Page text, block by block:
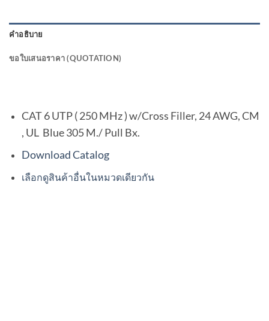
คำอธิบาย
ขอใบเสนอราคา (QUOTATION)
CAT 6 UTP ( 250 MHz ) w/Cross Filler, 24 AWG, CM
, UL Blue 305 M./ Pull Bx.
Download Catalog
เลือกดูสินค้าอื่นในหมวดเดียวกัน